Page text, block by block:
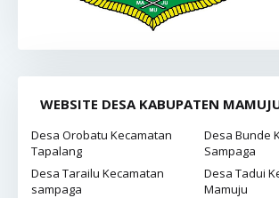
WEBSITE DESA KABUPATEN
Desa Orobatu Kecamatan
Tapalang
Desa Bunde
Sampaga
Desa Tarailu Kecamatan
sampaga
Desa Tadui
Mamuju